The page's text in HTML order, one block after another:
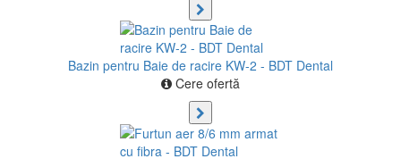
Bazin pentru Baie de racire KW-2 - BDT Dental
Cere ofertă